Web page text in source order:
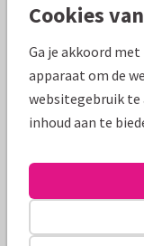
Moederdag kaarten
Specificaties bij
Envelop:
Adres:
Cookies
Ga je akkoord
apparaat om de
websitegebruik te
inhoud aan te